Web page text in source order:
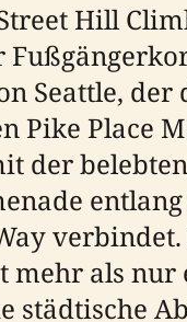
Hill
Seattle, der
Pike Place
der belebten
verbindet.
mehr als nur
städtische